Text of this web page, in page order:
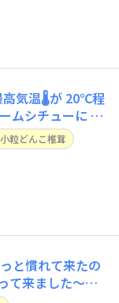
高気温🌡️が 20℃程
にならないで
小粒どんこ椎茸
と慣れて来たの
て来ました〜😙